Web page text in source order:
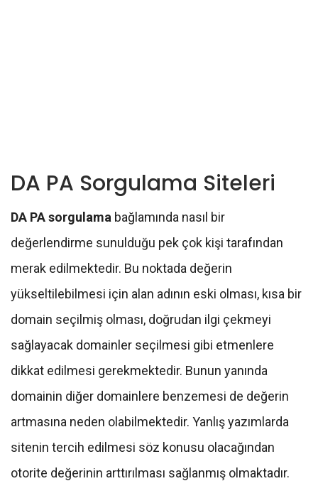
DA PA Sorgulama Siteleri
DA PA sorgulama bağlamında nasıl bir
değerlendirme sunulduğu pek çok kişi tarafından
merak edilmektedir. Bu noktada değerin
yükseltilebilmesi için alan adının eski olması, kısa bir
domain seçilmiş olması, doğrudan ilgi çekmeyi
sağlayacak domainler seçilmesi gibi etmenlere
dikkat edilmesi gerekmektedir. Bunun yanında
domainin diğer domainlere benzemesi de değerin
artmasına neden olabilmektedir. Yanlış yazımlarda
sitenin tercih edilmesi söz konusu olacağından
otorite değerinin arttırılması sağlanmış olmaktadır.